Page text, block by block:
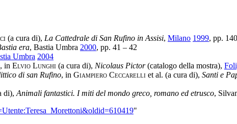
(a cura di), La Cattedrale di San Rufino in Assisi, Milano 1999, pp.
era, Bastia Umbra 2000, pp. 41 – 42
Umbra 2004
, in Elvio Lunghi (a cura di), Nicolaus Pictor(catalogo della mostra),
di san Rufino, in Giampiero Ceccarelli et al. (a cura di), Santi e
di), Animali fantastici. I miti del mondo greco, romano ed etrusco,
"